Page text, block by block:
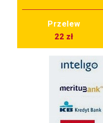
Przelew
22 zł